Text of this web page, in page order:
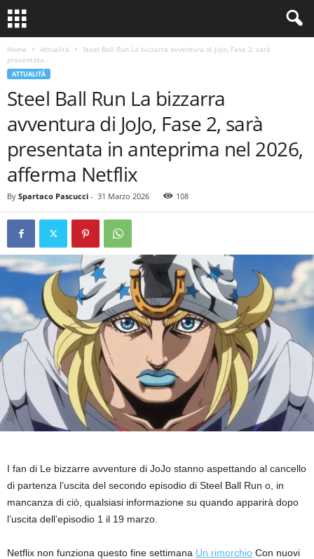
Home Attualità
Steel Ball Run La bizzarra avventura di JoJo, Fase 2, sarà
presentata...
ATTUALITÀ
Steel Ball Run La bizzarra
avventura di JoJo, Fase 2, sarà
presentata in anteprima nel 2026,
afferma Netflix
By Spartaco Pascucci - 31 Marzo 2026 108
I fan di Le bizzarre avventure di JoJo stanno aspettando al cancello
di partenza l’uscita del secondo episodio di Steel Ball Run o, in
mancanza di ciò, qualsiasi informazione su quando apparirà dopo
l’uscita dell’episodio 1 il 19 marzo.
Netflix non funziona questo fine settimana Un rimorchio Con nuovi